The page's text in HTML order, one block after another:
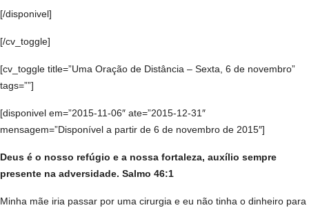
[/disponivel]
[/cv_toggle]
[cv_toggle title=”Uma Oração de Distância – Sexta, 6 de novembro”
tags=””]
[disponivel em=”2015-11-06″ ate=”2015-12-31″
mensagem=”Disponível a partir de 6 de novembro de 2015″]
Deus é o nosso refúgio e a nossa fortaleza, auxílio sempre
presente na adversidade. Salmo 46:1
Minha mãe iria passar por uma cirurgia e eu não tinha o dinheiro para